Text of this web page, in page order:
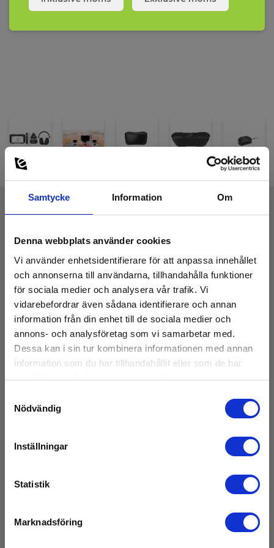
Samtycke Information Om
Denna webbplats använder cookies
Vi använder enhetsidentifierare för att anpassa innehållet
och annonserna till användarna, tillhandahålla funktioner
för sociala medier och analysera vår trafik. Vi
vidarebefordrar även sådana identifierare och annan
information från din enhet till de sociala medier och
annons- och analysföretag som vi samarbetar med.
Dessa kan i sin tur kombinera informationen med annan
information som du har tillhandahållit eller som de har
samlat in när du har använt deras tjänster.
Nödvändig
Inställningar
Statistik
Marknadsföring
HIKMICRO AD21P har en robust och hållbar design –
handhållen sensor, upptagningssensor, sensorkabel, ”lyssnastav”,
handtag, aktivt brusreducerande headset, laddare, USB-kabel,
Display och indikering
Färgskärm, beröringskänslig
Minne
Internt: